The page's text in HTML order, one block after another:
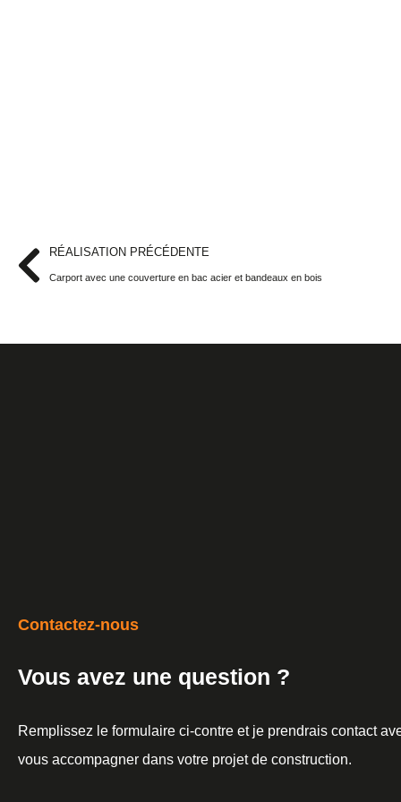
RÉALISATION PRÉCÉDENTE
Carport avec une couverture en bac acier et bandeaux en bois
Contactez-nous
Vous avez une question ?
Remplissez le formulaire ci-contre et je prendrais contact
vous accompagner dans votre projet de construction.